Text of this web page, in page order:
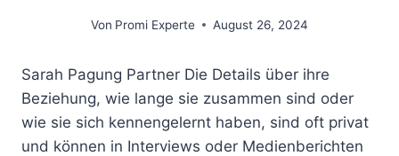
Von Promi Experte August 26, 2024
Sarah Pagung Partner Die Details über ihre
Beziehung, wie lange sie zusammen sind oder
wie sie sich kennengelernt haben, sind oft privat
und können in Interviews oder Medienberichten